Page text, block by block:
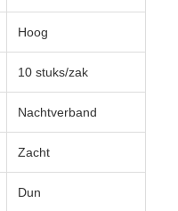
Hoog
10 stuks/zak
Nachtverband
Zacht
Dun